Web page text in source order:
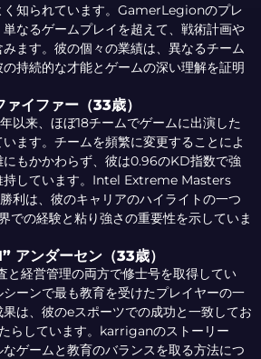
く知られています。GamerLegionのプレ
なるゲームプレイを超えて、戦術計画や
ます。彼の個々の業績は、異なるチーム
持続的な才能とゲームの深い理解を証明
イファー（33歳）
以来、ほぼ18チームでゲームに出演した
ます。チームを頻繁に変更することによ
にもかかわらず、彼は0.96のKD指数で強
持しています。Intel Extreme Masters
利は、彼のキャリアのハイライトの一つ
での経験と粘り強さの重要性を示していま
アンダーセン（33歳）
経営管理の両方で修士号を取得してい
ーンで最も教育を受けたプレイヤーの一
は、彼のeスポーツでの成功と一致してお
らしています。karriganのストーリー
ゲームと教育のバランスを取る方法につ